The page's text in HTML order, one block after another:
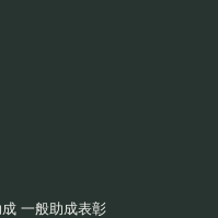
一般助成表彰